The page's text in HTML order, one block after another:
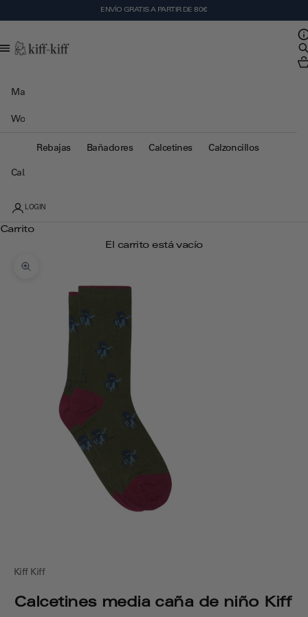
ENVÍO GRATIS A PARTIR DE 80€
Kiff Kiff
Man
Woman
Calzoncillos
LOGIN
Rebajas Bañadores Calcetines Calzoncillos
Carrito
El carrito está vacío
Zoom
Kiff Kiff
Calcetines media caña de niño Kiff